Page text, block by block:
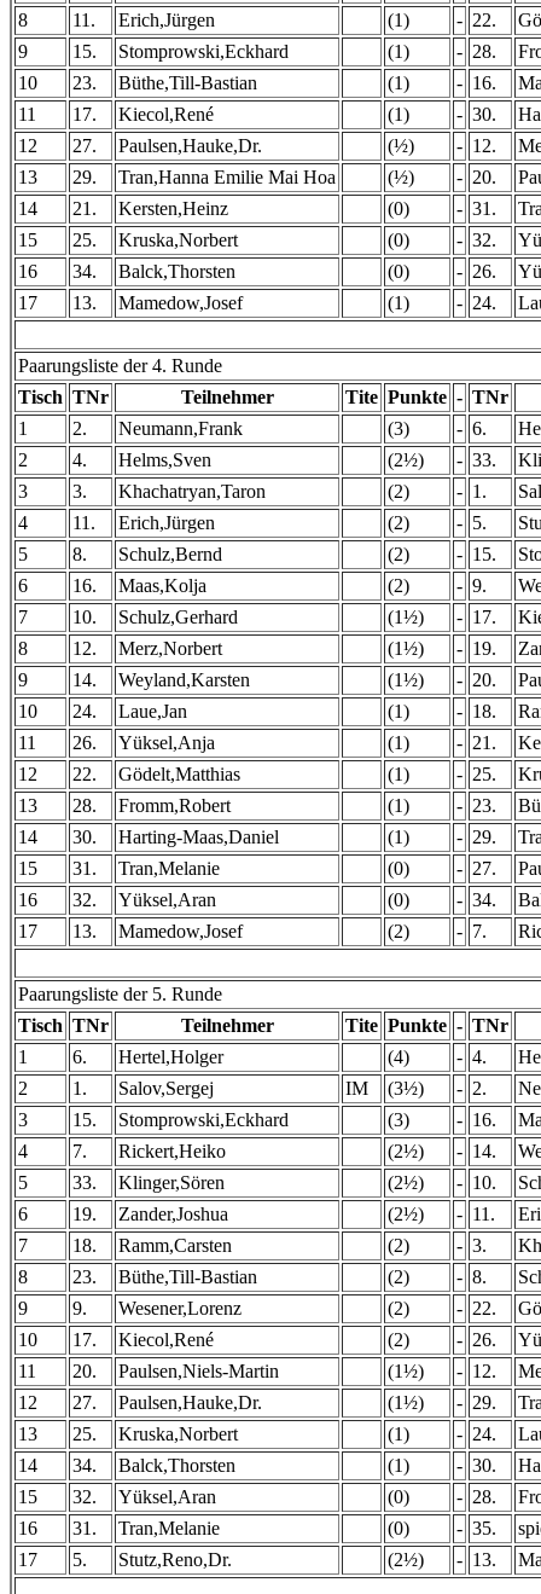
8
11. Erich,Jürgen (1) - 22.
9
15. Stomprowski,Eckhard (1) - 28.
10
23. Büthe,Till-Bastian (1) - 16.
11
17. Kiecol,René (1) - 30.
12
27. Paulsen,Hauke,Dr. (½) - 12.
13
29. Tran,Hanna Emilie Mai Hoa (½) - 20.
14
21. Kersten,Heinz (0) - 31.
15
25. Kruska,Norbert (0) - 32.
16
34. Balck,Thorsten (0) - 26.
17
13. Mamedow,Josef (1) - 24.
Paarungsliste der 4. Runde
Tisch TNr Teilnehmer Tite Punkte - TNr
1
2. Neumann,Frank (3) - 6.
2
4. Helms,Sven (2½) - 33.
3
3. Khachatryan,Taron (2) - 1.
4
11. Erich,Jürgen (2) - 5.
5
8. Schulz,Bernd (2) - 15.
6
16. Maas,Kolja (2) - 9.
7
10. Schulz,Gerhard (1½) - 17.
8
12. Merz,Norbert (1½) - 19.
9
14. Weyland,Karsten (1½) - 20.
10
24. Laue,Jan (1) - 18.
11
26. Yüksel,Anja (1) - 21.
12
22. Gödelt,Matthias (1) - 25.
13
28. Fromm,Robert (1) - 23.
14
30. Harting-Maas,Daniel (1) - 29.
15
31. Tran,Melanie (0) - 27.
16
32. Yüksel,Aran (0) - 34.
17
13. Mamedow,Josef (2) - 7.
Paarungsliste der 5. Runde
Tisch TNr Teilnehmer Tite Punkte - TNr
1
6. Hertel,Holger (4) - 4.
2
1. Salov,Sergej IM (3½) - 2.
3
15. Stomprowski,Eckhard (3) - 16.
4
7. Rickert,Heiko (2½) - 14.
5
33. Klinger,Sören (2½) - 10.
6
19. Zander,Joshua (2½) - 11.
7
18. Ramm,Carsten (2) - 3.
8
23. Büthe,Till-Bastian (2) - 8.
9
9. Wesener,Lorenz (2) - 22.
10
17. Kiecol,René (2) - 26.
11
20. Paulsen,Niels-Martin (1½) - 12.
12
27. Paulsen,Hauke,Dr. (1½) - 29.
13
25. Kruska,Norbert (1) - 24.
14
34. Balck,Thorsten (1) - 30.
15
32. Yüksel,Aran (0) - 28.
16
31. Tran,Melanie (0) - 35.
17
5. Stutz,Reno,Dr. (2½) - 13.